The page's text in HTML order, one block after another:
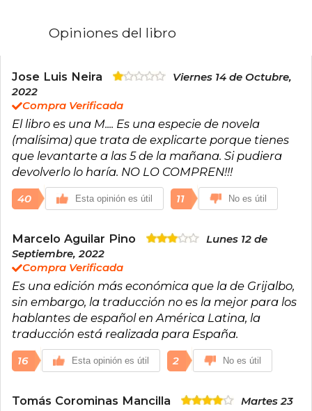
formación en liderazgo. Su salto a la fama llegó
fenómeno internacional y ha sido traducida a
millones de ejemplares en más de 75 países.
A lo largo de su carrera, Sharma ha publicado
otros best sellers como El club de las 5 de la
mañana (2018), El líder que no tenía cargo,
Quién llorará cuando mueras, Guía de grandeza,
El santo, el surfista y el CEO, y Cartas secretas
del monje que vendió su Ferrari,
consolidándose como referente en hábitos,
disciplina y transformación personal. Sharma ha
distinguido con reconocimientos como el
Golden Gavel Award de Toastmasters
International. Elegido entre los cinco mejores
expertos en liderazgo global y en el Top 30 de
Global Gurus Leadership Professionals, su
mensaje ha impactado a líderes, empresarios y
lectores de todo el mundo.
Opiniones del libro
Jose Luis Neira
Viernes 14 de Octubre,
2022
Compra Verificada
El libro es una M.... Es una especie de novela
(malísima) que trata de explicarte porque tienes
que levantarte a las 5 de la mañana. Si pudiera
devolverlo lo haría. NO LO COMPREN!!!
40 Esta opinión es útil 11 No es útil
Marcelo Aguilar Pino
Lunes 12 de
Septiembre, 2022
Compra Verificada
Es una edición más económica que la de Grijalbo,
sin embargo, la traducción no es la mejor para los
hablantes de español en América Latina, la
traducción está realizada para España.
16 Esta opinión es útil 2 No es útil
Tomás Corominas Mancilla
Martes 23